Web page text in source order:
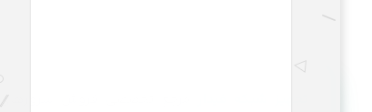
مرجع تخصصی فروش سرورهای